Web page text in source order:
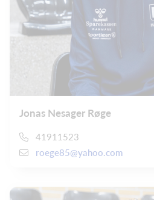
Jonas Nesager Røge
41911523
roege85@yahoo.com